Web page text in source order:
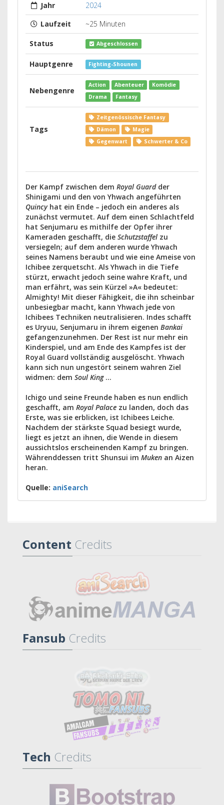
Jahr
2024
Laufzeit
~25 Minuten
Status Abgeschlossen
Hauptgenre Fighting-Shounen
Nebengenre
Action Abenteuer
Komödie
Drama
Fantasy
Tags
Zeitgenössische Fantasy
Dämon
Magie
Gegenwart
Schwerter & Co
Der Kampf zwischen dem Royal Guardder
Shinigami und den von Yhwach angeführten
Quincyhat ein Ende – jedoch ein anderes als
zunächst vermutet. Auf dem einen Schlachtfeld
hat Senjumaru es mithilfe der Opfer ihrer
Kameraden geschafft, die Schutzstaffel zu
versiegeln; auf dem anderen wurde Yhwach
seines Namens beraubt und wie eine Ameise von
Ichibee zerquetscht. Als Yhwach in die Tiefe
stürzt, erwacht jedoch seine wahre Kraft, und
man erfährt, was sein Kürzel »A« bedeutet:
Almighty! Mit dieser Fähigkeit, die ihn scheinbar
unbesiegbar macht, kann Yhwach jede von
Ichibees Techniken neutralisieren. Indes schafft
es Uryuu, Senjumaru in ihrem eigenen Bankai
gefangenzunehmen. Der Rest ist nur mehr ein
Kinderspiel, und am Ende des Kampfes ist der
Royal Guard vollständig ausgelöscht. Yhwach
kann sich nun ungestört seinem wahren Ziel
widmen: dem Soul King...
Ichigo und seine Freunde haben es nun endlich
geschafft, am Royal Palace zu landen, doch das
Erste, was sie erblicken, ist Ichibees Leiche.
Nachdem der stärkste Squad besiegt wurde,
liegt es jetzt an ihnen, die Wende in diesem
aussichtslos erscheinenden Kampf zu bringen.
Währenddessen tritt Shunsui im Muken an Aizen
heran.
Quelle: aniSearch
Content Credits
Fansub Credits
Tech Credits